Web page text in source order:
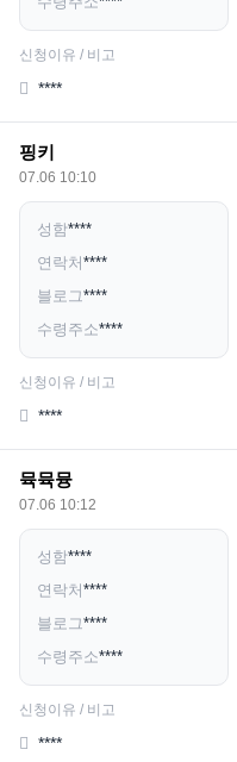
신청이유 / 비고
****
핑키
07.06 10:10
성함****
연락처 ****
블로그****
수령주소****
신청이유 / 비고
****
뮥뮥뮹
07.06 10:12
성함****
연락처 ****
블로그****
수령주소****
신청이유 / 비고
****